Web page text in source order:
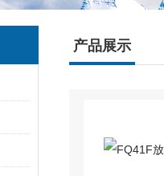
产品展示